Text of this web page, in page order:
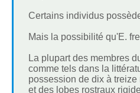
Certains individus
Mais la possibilité qu'E.
La plupart des membres
comme tels dans la
possession de dix à
et des lobes rostraux